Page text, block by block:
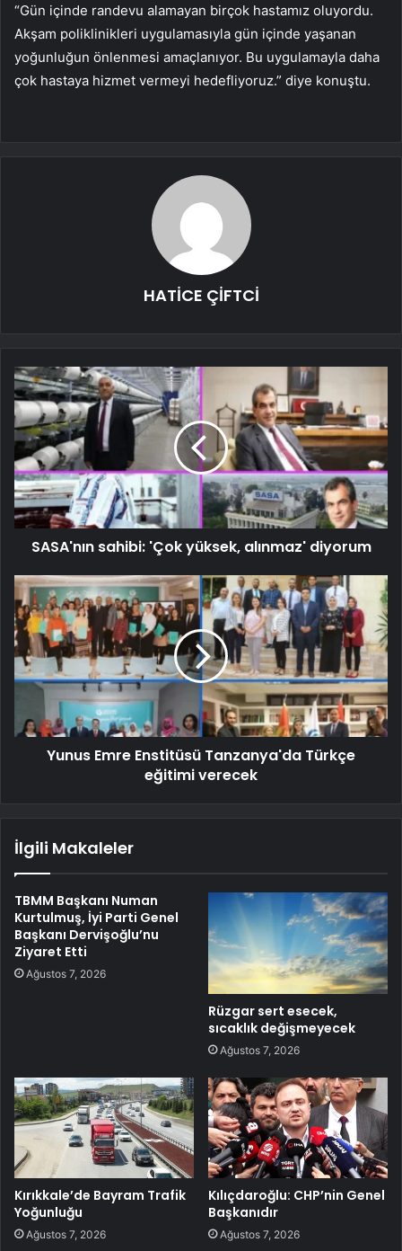
“Gün içinde randevu alamayan birçok hastamız oluyordu.
Akşam poliklinikleri uygulamasıyla gün içinde yaşanan
yoğunluğun önlenmesi amaçlanıyor. Bu uygulamayla daha
çok hastaya hizmet vermeyi hedefliyoruz.” diye konuştu.
HATİCE ÇİFTCİ
SASA'nın sahibi: 'Çok yüksek, alınmaz' diyorum
Yunus Emre Enstitüsü Tanzanya'da Türkçe
eğitimi verecek
İlgili Makaleler
TBMM Başkanı Numan
Kurtulmuş, İyi Parti Genel
Başkanı Dervişoğlu’nu
Ziyaret Etti
Ağustos 7, 2026
Rüzgar sert esecek,
sıcaklık değişmeyecek
Ağustos 7, 2026
Kırıkkale’de Bayram Trafik
Yoğunluğu
Ağustos 7, 2026
Kılıçdaroğlu: CHP’nin Genel
Başkanıdır
Ağustos 7, 2026